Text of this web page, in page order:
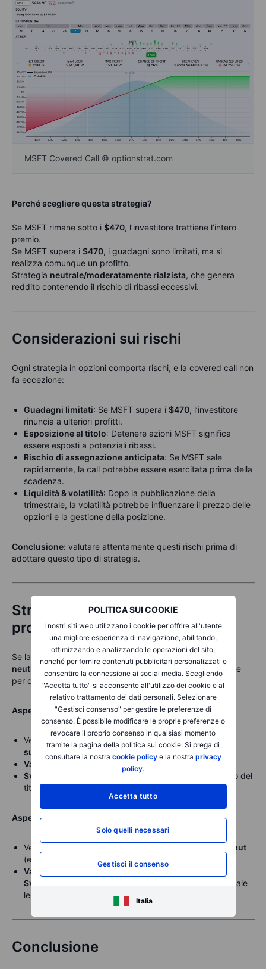
POLITICA SUI COOKIE
I nostri siti web utilizzano i cookie per offrire all'utente
una migliore esperienza di navigazione, abilitando,
ottimizzando e analizzando le operazioni del sito,
nonché per fornire contenuti pubblicitari personalizzati e
consentire la connessione ai social media. Scegliendo
"Accetta tutto" si acconsente all'utilizzo dei cookie e al
relativo trattamento dei dati personali. Selezionare
"Gestisci consenso" per gestire le preferenze di
consenso. È possibile modificare le proprie preferenze o
revocare il proprio consenso in qualsiasi momento
tramite la pagina della politica sui cookie. Si prega di
consultare la nostra cookie policye la nostra privacy
policy.
Accetta tutto
Solo quelli necessari
Gestisci il consenso
Italia
MSFT Covered Call © optionstrat.com
Perché scegliere questa strategia?
Se MSFT rimane sotto i $470, l’investitore trattiene l’intero
premio.
Se MSFT supera i $470, i guadagni sono limitati, ma si
realizza comunque un profitto.
Strategia neutrale/moderatamente rialzista, che genera
reddito contenendo il rischio di ribassi eccessivi.
Considerazioni sui rischi
Ogni strategia in opzioni comporta rischi, e la covered call non
fa eccezione:
Guadagni limitati: Se MSFT supera i $470, l’investitore
rinuncia a ulteriori profitti.
Esposizione al titolo: Detenere azioni MSFT significa
essere esposti a potenziali ribassi.
Rischio di assegnazione anticipata: Se MSFT sale
rapidamente, la call potrebbe essere esercitata prima della
scadenza.
Liquidità & volatilità: Dopo la pubblicazione della
trimestrale, la volatilità potrebbe influenzare il prezzo delle
opzioni e la gestione della posizione.
Conclusione: valutare attentamente questi rischi prima di
adottare questo tipo di strategia.
Strategie alternative per diverse
prospettive di mercato
Se la covered call è adatta a un outlook
neutrale/moderatamente rialzista
, esistono altre strategie
per differenti aspettative sul titolo MSFT:
Aspettativa laterale: Covered strangle
Vendere una put a strike inferioree una
call a strike
superiore
(es. vendere laput 430 e la call 470
Vantaggio
: maggiore premio incassato.
Svantaggio
: esposizione al ribasso in caso di forte calo del
titolo.
Aspettativa ribassista: Risk reversal
Vendere una
put
(es. vendere la
call 470e comprare la
Vantaggio
Svantaggio
: profitti limitati se il titolo rimane stabile o sale
leggermente.
Conclusione